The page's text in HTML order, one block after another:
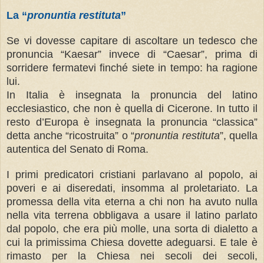
La “pronuntia restituta”
Se vi dovesse capitare di ascoltare un tedesco che
pronuncia “Kaesar” invece di “Caesar”, prima di
sorridere fermatevi finché siete in tempo: ha ragione
lui.
In Italia è insegnata la pronuncia del latino
ecclesiastico, che non è quella di Cicerone. In tutto il
resto d’Europa è insegnata la pronuncia “classica”
detta anche “ricostruita” o “pronuntia restituta”, quella
autentica del Senato di Roma.
I primi predicatori cristiani parlavano al popolo, ai
poveri e ai diseredati, insomma al proletariato. La
promessa della vita eterna a chi non ha avuto nulla
nella vita terrena obbligava a usare il latino parlato
dal popolo, che era più molle, una sorta di dialetto a
cui la primissima Chiesa dovette adeguarsi. E tale è
rimasto per la Chiesa nei secoli dei secoli,